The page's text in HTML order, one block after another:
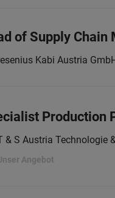
of Supply
Kabi Austria
Production
& S Austria Technologie
Angebot